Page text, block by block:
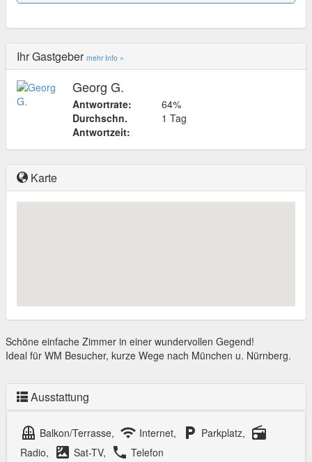
Ihr Gastgeber mehr Info »
Georg G.
Antwortrate:
64%
Durchschn.
Antwortzeit:
1 Tag
Karte
Schöne einfache Zimmer in einer wundervollen Gegend!
Ideal für WM Besucher, kurze Wege nach München u. Nürnberg.
Ausstattung
balcony Balkon/Terrasse, wifi Internet, local_parking Parkplatz, radio
Radio, satellite Sat-TV, local_phone Telefon